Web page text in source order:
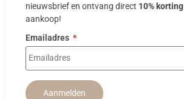
nieuwsbrief en ontvang direct 10% korting
aankoop!
Emailadres
Aanmelden